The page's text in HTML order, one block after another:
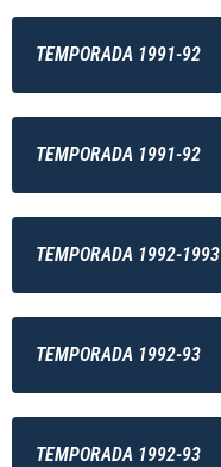
TEMPORADA 1991-92
TEMPORADA 1991-92
TEMPORADA 1992-1993
TEMPORADA 1992-93
TEMPORADA 1992-93